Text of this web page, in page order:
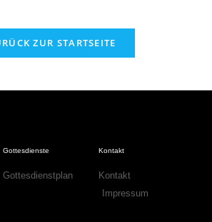
ZUR STARTSEITE
Gottesdienste
Gottesdienstplan
Kontakt
Kontakt
Impressum